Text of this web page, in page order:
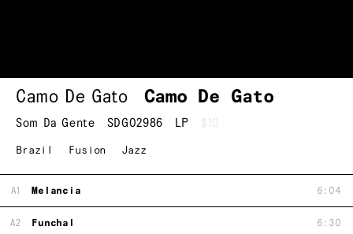
Camo De Gato Camo De Gato
Som Da Gente SDG02986 LP $10
Brazil Fusion Jazz
A1 Melancia 6:04
A2 Funchal 6:30